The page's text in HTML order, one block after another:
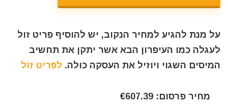
על מנת להגיע למחיר הנקוב, יש להוסיף פריט זול
לעגלה כמו העיפרון הבא אשר יתקן את תחשיב
המיסים השגוי ויוזיל את העסקה כולה. לפריט זול
מחיר פרסום: €607.39